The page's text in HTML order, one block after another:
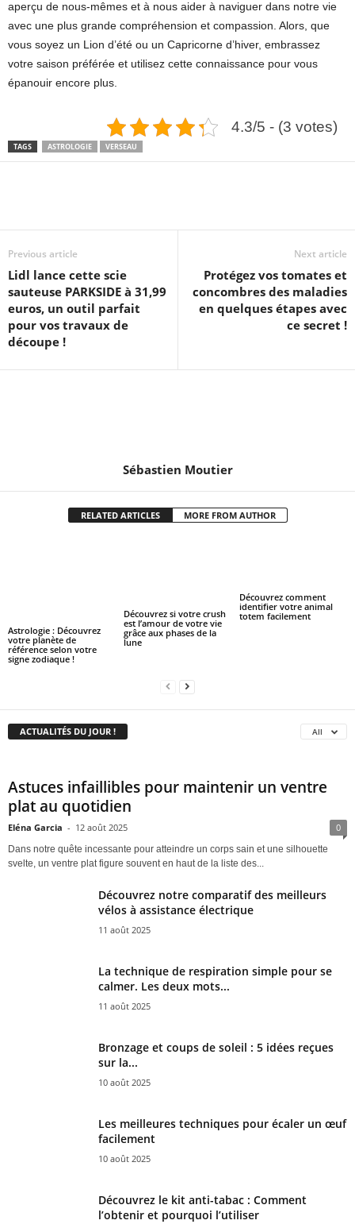
aperçu de nous-mêmes et à nous aider à naviguer dans notre vie
avec une plus grande compréhension et compassion. Alors, que
vous soyez un Lion d’été ou un Capricorne d’hiver, embrassez
votre saison préférée et utilisez cette connaissance pour vous
épanouir encore plus.
4.3/5 - (3 votes)
TAGS ASTROLOGIE VERSEAU
Previous article
Lidl lance cette scie
sauteuse PARKSIDE à 31,99
euros, un outil parfait
pour vos travaux de
découpe !
Next article
Protégez vos tomates et
concombres des maladies
en quelques étapes avec
ce secret !
Sébastien Moutier
RELATED ARTICLES MORE FROM AUTHOR
Astrologie : Découvrez
votre planète de
référence selon votre
signe zodiaque !
Découvrez si votre crush
est l’amour de votre vie
grâce aux phases de la
lune
Découvrez comment
identifier votre animal
totem facilement
ACTUALITÉS DU JOUR ! All
Astuces infaillibles pour maintenir un ventre
plat au quotidien
Eléna Garcia - 12 août 2025 0
Dans notre quête incessante pour atteindre un corps sain et une silhouette
svelte, un ventre plat figure souvent en haut de la liste des...
Découvrez notre comparatif des meilleurs
vélos à assistance électrique
11 août 2025
La technique de respiration simple pour se
calmer. Les deux mots...
11 août 2025
Bronzage et coups de soleil : 5 idées reçues
sur la...
10 août 2025
Les meilleures techniques pour écaler un œuf
facilement
10 août 2025
Découvrez le kit anti-tabac : Comment
l’obtenir et pourquoi l’utiliser